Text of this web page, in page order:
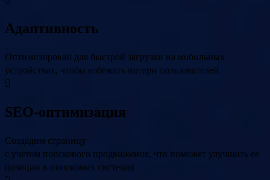
Адаптивность
Оптимизирован для быстрой загрузки на мобильных
устройствах, чтобы избежать потери пользователей
SEO-оптимизация
Создадим страницу
с учетом поискового продвижения, что поможет улучшить ее
позиции в поисковых системах